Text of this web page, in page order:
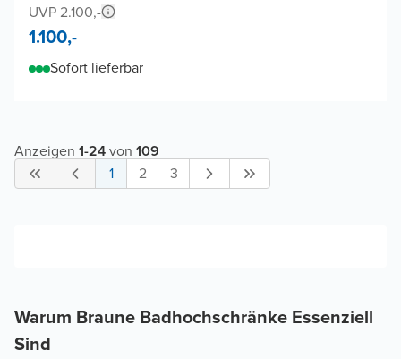
UVP 2.100,-
1.100,-
Sofort lieferbar
Anzeigen 1-24von 109
1
2 3
Warum Braune Badhochschränke Essenziell
Sind